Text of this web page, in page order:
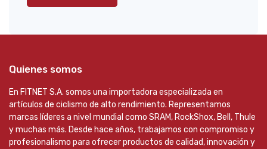
Quienes somos
En FITNET S.A. somos una importadora especializada en
artículos de ciclismo de alto rendimiento. Representamos
marcas líderes a nivel mundial como SRAM, RockShox, Bell, Thule
y muchas más. Desde hace años, trabajamos con compromiso y
profesionalismo para ofrecer productos de calidad, innovación y